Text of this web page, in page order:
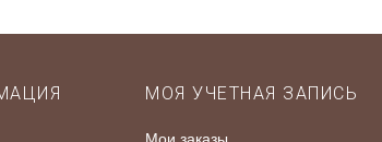
МОЯ УЧЕТНАЯ ЗАПИСЬ